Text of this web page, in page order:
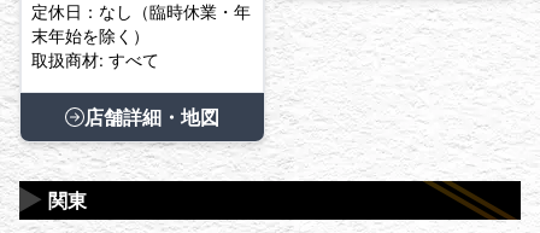
定休日：なし（臨時休業・年
末年始を除く）
取扱商材: すべて
店舗詳細・地図
関東
▶